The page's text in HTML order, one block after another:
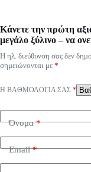
Κάνετε την πρώτη
μεγάλο ξύλινο – να
Η ηλ. διεύθυνση σας δεν
σημειώνονται με *
Η ΒΑΘΜΟΛΟΓΊΑ ΣΑΣ *
Όνομα*
Email*